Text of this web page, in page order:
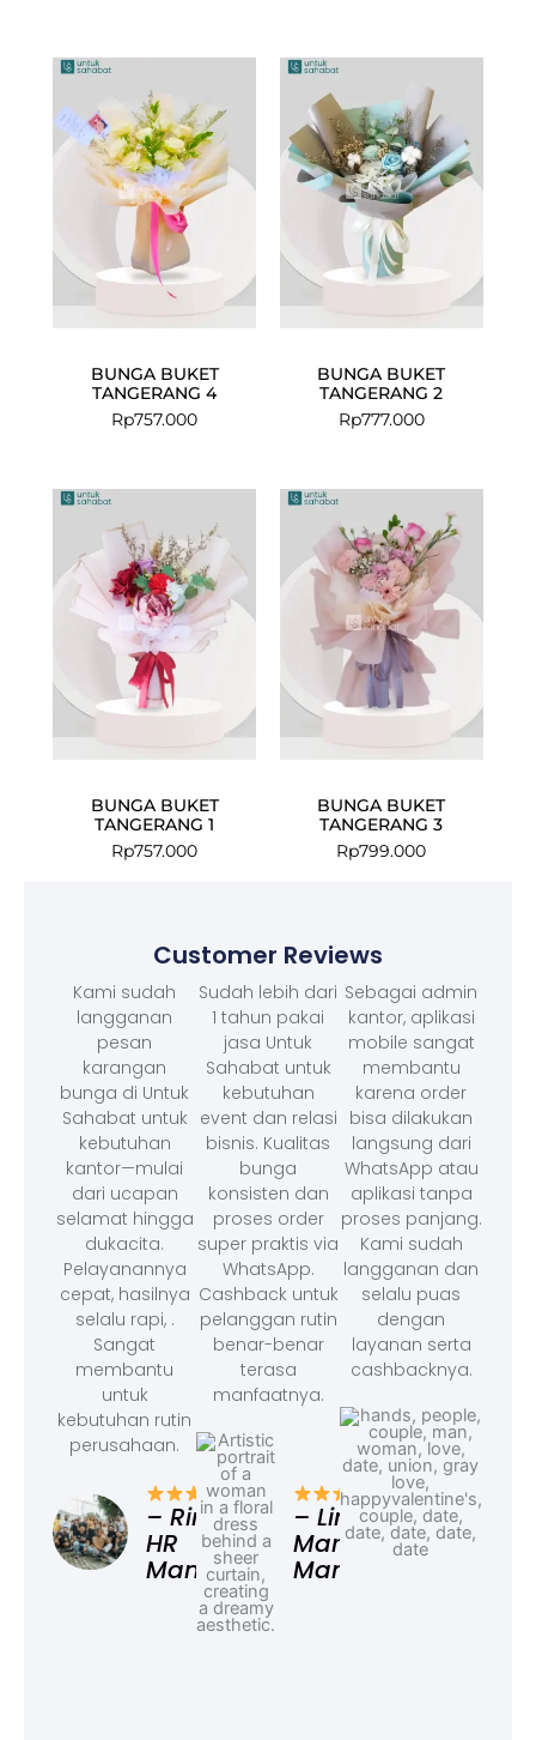
BUNGA BUKET
TANGERANG 4
Rp757.000
BUNGA BUKET
TANGERANG 2
Rp777.000
BUNGA BUKET
TANGERANG 1
Rp757.000
BUNGA BUKET
TANGERANG 3
Rp799.000
Customer Reviews
Kami sudah
langganan
pesan
karangan
bunga di Untuk
Sahabat untuk
kebutuhan
kantor—mulai
dari ucapan
selamat hingga
dukacita.
Pelayanannya
cepat, hasilnya
selalu rapi, .
Sangat
membantu
untuk
kebutuhan rutin
perusahaan.
– Rina,
HR
Manager
Sudah lebih dari
1 tahun pakai
jasa Untuk
Sahabat untuk
kebutuhan
event dan relasi
bisnis. Kualitas
bunga
konsisten dan
proses order
super praktis via
WhatsApp.
Cashback untuk
pelanggan rutin
benar-benar
terasa
manfaatnya.
– Linda,
Marketing
Manager
Sebagai admin
kantor, aplikasi
mobile sangat
membantu
karena order
bisa dilakukan
langsung dari
WhatsApp atau
aplikasi tanpa
proses panjang.
Kami sudah
langganan dan
selalu puas
dengan
layanan serta
cashbacknya.